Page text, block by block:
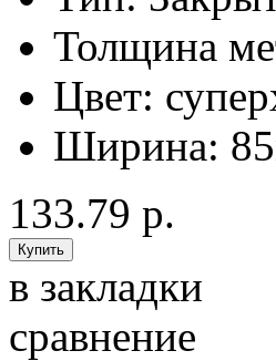
Толщина
Цвет:
Ширина:
133.79 р.
в закладки
сравнение